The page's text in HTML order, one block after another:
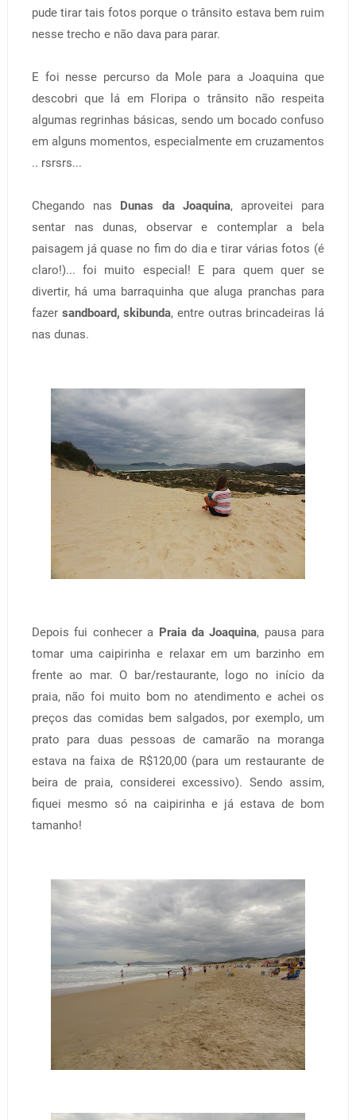
pude tirar tais fotos porque o trânsito estava bem ruim
nesse trecho e não dava para parar.
E foi nesse percurso da Mole para a Joaquina que
descobri que lá em Floripa o trânsito não respeita
algumas regrinhas básicas, sendo um bocado confuso
em alguns momentos, especialmente em cruzamentos
.. rsrsrs...
Chegando nas Dunas da Joaquina, aproveitei para
sentar nas dunas, observar e contemplar a bela
paisagem já quase no fim do dia e tirar várias fotos (é
claro!)... foi muito especial! E para quem quer se
divertir, há uma barraquinha que aluga pranchas para
fazer sandboard, skibunda, entre outras brincadeiras lá
nas dunas.
Depois fui conhecer a Praia da Joaquina, pausa para
tomar uma caipirinha e relaxar em um barzinho em
frente ao mar. O bar/restaurante, logo no início da
praia, não foi muito bom no atendimento e achei os
preços das comidas bem salgados, por exemplo, um
prato para duas pessoas de camarão na moranga
estava na faixa de R$120,00 (para um restaurante de
beira de praia, considerei excessivo). Sendo assim,
fiquei mesmo só na caipirinha e já estava de bom
tamanho!